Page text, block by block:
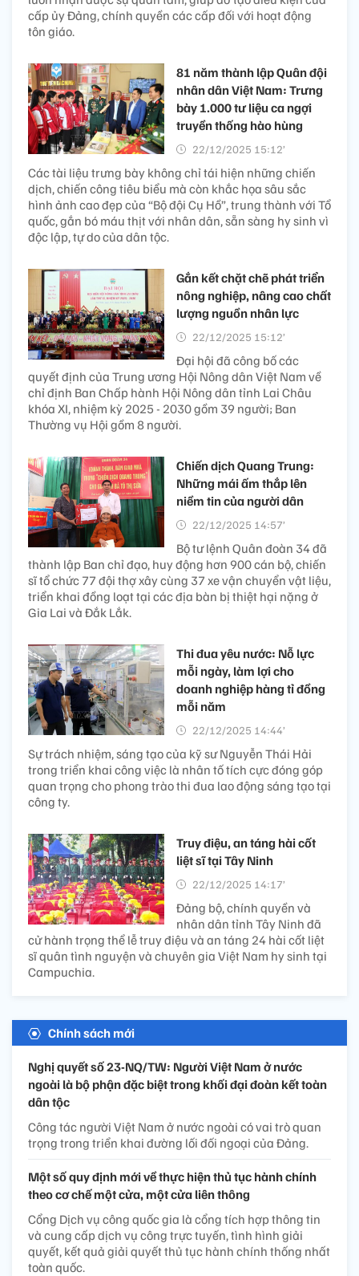
cấp ủy Đảng, chính quyền các cấp đối với hoạt động
tôn giáo.
81 năm thành lập Quân đội
nhân dân Việt Nam: Trưng
bày 1.000 tư liệu ca ngợi
truyền thống hào hùng
22/12/2025 15:12’
Các tài liệu trưng bày không chỉ tái hiện những chiến
dịch, chiến công tiêu biểu mà còn khắc họa sâu sắc
hình ảnh cao đẹp của “Bộ đội Cụ Hồ”, trung thành với Tổ
quốc, gắn bó máu thịt với nhân dân, sẵn sàng hy sinh vì
độc lập, tự do của dân tộc.
Gắn kết chặt chẽ phát triển
nông nghiệp, nâng cao chất
lượng nguồn nhân lực
22/12/2025 15:12’
Đại hội đã công bố các
quyết định của Trung ương Hội Nông dân Việt Nam về
chỉ định Ban Chấp hành Hội Nông dân tỉnh Lai Châu
khóa XI, nhiệm kỳ 2025 - 2030 gồm 39 người; Ban
Thường vụ Hội gồm 8 người.
Chiến dịch Quang Trung:
Những mái ấm thắp lên
niềm tin của người dân
22/12/2025 14:57’
Bộ tư lệnh Quân đoàn 34 đã
thành lập Ban chỉ đạo, huy động hơn 900 cán bộ, chiến
sĩ tổ chức 77 đội thợ xây cùng 37 xe vận chuyển vật liệu,
triển khai đồng loạt tại các địa bàn bị thiệt hại nặng ở
Gia Lai và Đắk Lắk.
Thi đua yêu nước: Nỗ lực
mỗi ngày, làm lợi cho
doanh nghiệp hàng tỉ đồng
mỗi năm
22/12/2025 14:44’
Sự trách nhiệm, sáng tạo của kỹ sư Nguyễn Thái Hải
trong triển khai công việc là nhân tố tích cực đóng góp
quan trọng cho phong trào thi đua lao động sáng tạo tại
công ty.
Truy điệu, an táng hài cốt
liệt sĩ tại Tây Ninh
22/12/2025 14:17’
Đảng bộ, chính quyền và
nhân dân tỉnh Tây Ninh đã
cử hành trọng thể lễ truy điệu và an táng 24 hài cốt liệt
sĩ quân tình nguyện và chuyên gia Việt Nam hy sinh tại
Campuchia.
Chính sách mới
Nghị quyết số 23-NQ/TW: Người Việt Nam ở nước
ngoài là bộ phận đặc biệt trong khối đại đoàn kết toàn
dân tộc
Công tác người Việt Nam ở nước ngoài có vai trò quan
trọng trong triển khai đường lối đối ngoại của Đảng.
Một số quy định mới về thực hiện thủ tục hành chính
theo cơ chế một cửa, một cửa liên thông
Cổng Dịch vụ công quốc gia là cổng tích hợp thông tin
và cung cấp dịch vụ công trực tuyến, tình hình giải
quyết, kết quả giải quyết thủ tục hành chính thống nhất
toàn quốc.